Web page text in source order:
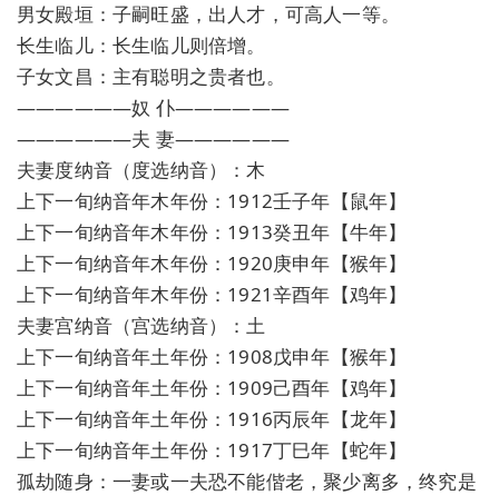
男女殿垣：子嗣旺盛，出人才，可高人一等。
长生临儿：长生临儿则倍增。
子女文昌：主有聪明之贵者也。
——————奴 仆——————
——————夫 妻——————
夫妻度纳音（度选纳音）：木
上下一旬纳音年木年份：1912壬子年【鼠年】
上下一旬纳音年木年份：1913癸丑年【牛年】
上下一旬纳音年木年份：1920庚申年【猴年】
上下一旬纳音年木年份：1921辛酉年【鸡年】
夫妻宫纳音（宫选纳音）：土
上下一旬纳音年土年份：1908戊申年【猴年】
上下一旬纳音年土年份：1909己酉年【鸡年】
上下一旬纳音年土年份：1916丙辰年【龙年】
上下一旬纳音年土年份：1917丁巳年【蛇年】
孤劫随身：一妻或一夫恐不能偕老，聚少离多，终究是